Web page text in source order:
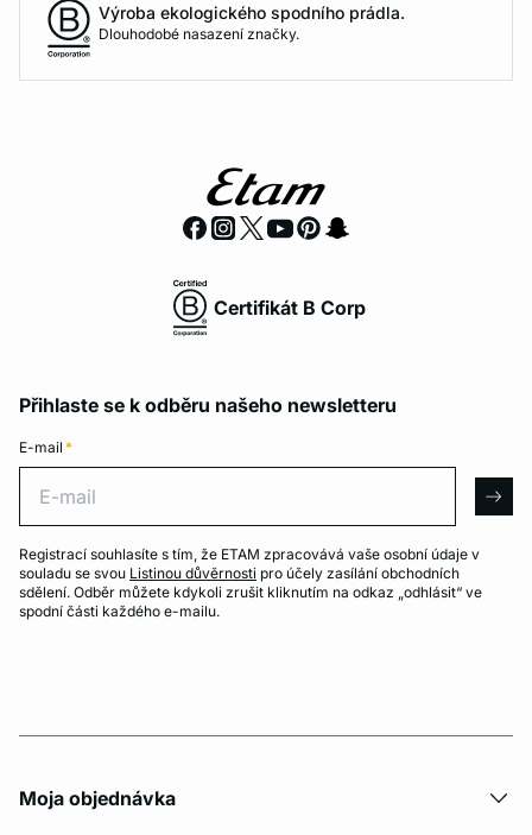
Výroba ekologického spodního prádla.
Dlouhodobé nasazení značky.
Certifikát B Corp
Přihlaste se k odběru našeho newsletteru
E-mail *
Registrací souhlasíte s tím, že ETAM zpracovává vaše osobní údaje v
souladu se svou Listinou důvěrnosti pro účely zasílání obchodních
sdělení. Odběr můžete kdykoli zrušit kliknutím na odkaz „odhlásit“ ve
spodní části každého e-mailu.
Moja objednávka